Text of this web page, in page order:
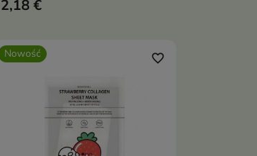
wspiera pielęgnację skóry
2,18 €
Nowość favorite_border